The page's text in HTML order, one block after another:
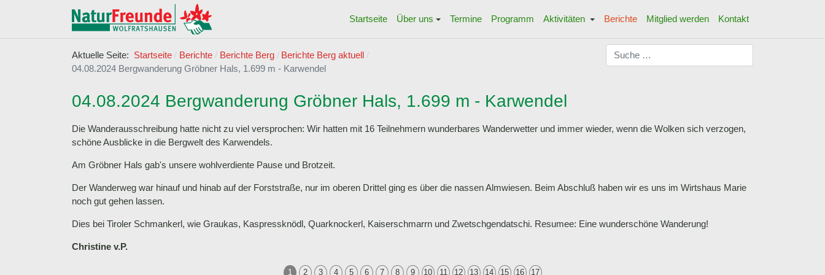
Startseite Über uns Termine Programm Aktivitäten Berichte Mitglied werden Kontakt
Aktuelle Seite: Startseite Berichte Berichte Berg
Berichte Berg aktuell
04.08.2024 Bergwanderung Gröbner Hals, 1.699 m - Karwendel
Suchen
04.08.2024 Bergwanderung Gröbner Hals, 1.699 m - Karwendel
Die Wanderausschreibung hatte nicht zu viel versprochen: Wir hatten mit 16 Teilnehmern wunderbares Wanderwetter und immer wieder, wenn die Wolken sich verzogen,
schöne Ausblicke in die Bergwelt des Karwendels.
Am Gröbner Hals gab's unsere wohlverdiente Pause und Brotzeit.
Der Wanderweg war hinauf und hinab auf der Forststraße, nur im oberen Drittel ging es über die nassen Almwiesen. Beim Abschluß haben wir es uns im Wirtshaus Marie
noch gut gehen lassen.
Dies bei Tiroler Schmankerl, wie Graukas, Kaspressknödl, Quarknockerl, Kaiserschmarrn und Zwetschgendatschi. Resumee: Eine wunderschöne Wanderung!
Christine v.P.
1 2 3 4 5 6 7 8 9 10 11 12 13 14 15 16 17